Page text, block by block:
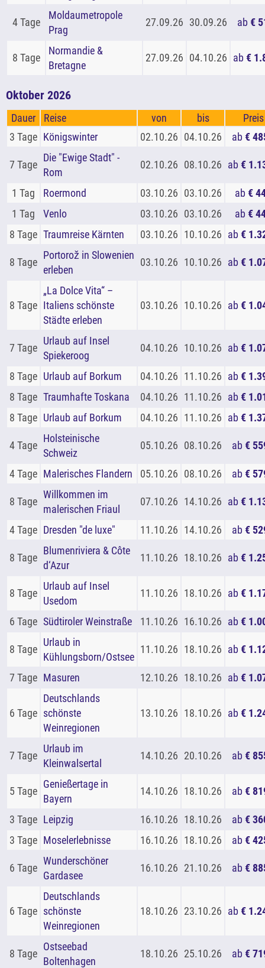
4 Tage
Moldaumetropole
Prag
27.09.26 30.09.26 ab €
8 Tage
Normandie &
Bretagne
27.09.26 04.10.26 ab €
Oktober 2026
Dauer Reise von bis
Preis
3 Tage Königswinter 02.10.26 04.10.26 ab €
7 Tage
Die "Ewige Stadt" -
Rom
02.10.26 08.10.26 ab €
1 Tag Roermond 03.10.26 03.10.26 ab €
1 Tag
Venlo 03.10.26 03.10.26 ab €
8 Tage Traumreise Kärnten 03.10.26 10.10.26 ab €
8 Tage
Portorož in Slowenien
erleben
03.10.26 10.10.26 ab €
8 Tage
„La Dolce Vita“ –
Italiens schönste
Städte erleben
03.10.26 10.10.26 ab €
7 Tage
Urlaub auf Insel
Spiekeroog
04.10.26 10.10.26 ab €
8 Tage Urlaub auf Borkum 04.10.26 11.10.26 ab €
8 Tage Traumhafte Toskana 04.10.26 11.10.26 ab €
8 Tage Urlaub auf Borkum 04.10.26 11.10.26 ab €
4 Tage
Holsteinische
Schweiz
05.10.26 08.10.26 ab €
4 Tage Malerisches Flandern 05.10.26 08.10.26 ab €
8 Tage
Willkommen im
malerischen Friaul
07.10.26 14.10.26 ab €
4 Tage Dresden "de luxe" 11.10.26 14.10.26 ab €
8 Tage
Blumenriviera & Côte
d‘Azur
11.10.26 18.10.26 ab €
8 Tage
Urlaub auf Insel
Usedom
11.10.26 18.10.26 ab €
6 Tage Südtiroler Weinstraße 11.10.26 16.10.26 ab €
8 Tage
Urlaub in
Kühlungsborn/Ostsee
11.10.26 18.10.26 ab €
7 Tage Masuren 12.10.26 18.10.26 ab €
6 Tage
Deutschlands
schönste
Weinregionen
13.10.26 18.10.26 ab €
7 Tage
Urlaub im
Kleinwalsertal
14.10.26 20.10.26 ab €
5 Tage
Genießertage in
Bayern
14.10.26 18.10.26 ab €
3 Tage Leipzig 16.10.26 18.10.26 ab €
3 Tage Moselerlebnisse 16.10.26 18.10.26 ab €
6 Tage
Wunderschöner
Gardasee
16.10.26 21.10.26 ab €
6 Tage
Deutschlands
schönste
Weinregionen
18.10.26 23.10.26 ab €
8 Tage
Ostseebad
Boltenhagen
18.10.26 25.10.26 ab €